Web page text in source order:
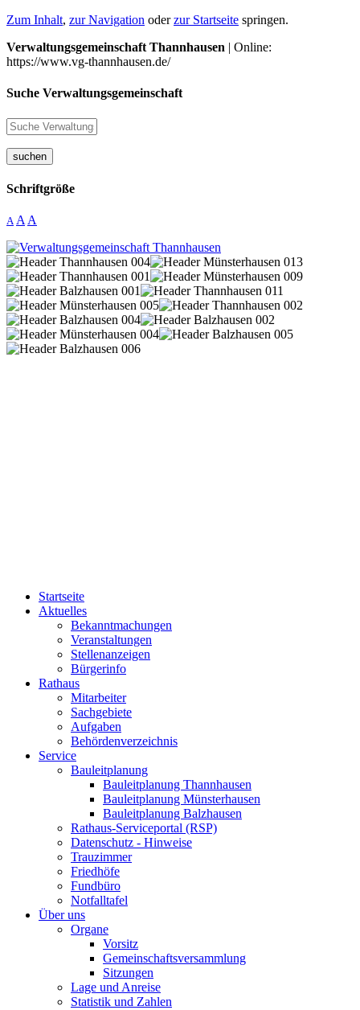
Zum Inhalt, zur Navigation oderzur Startseite springen.
Verwaltungsgemeinschaft Thannhausen | Online:
https://www.vg-thannhausen.de/
Suche Verwaltungsgemeinschaft
suchen
Schriftgröße
A A A
Startseite
Aktuelles
Bekanntmachungen
Veranstaltungen
Stellenanzeigen
Bürgerinfo
Rathaus
Mitarbeiter
Sachgebiete
Aufgaben
Behördenverzeichnis
Service
Bauleitplanung
Bauleitplanung Thannhausen
Bauleitplanung Münsterhausen
Bauleitplanung Balzhausen
Rathaus-Serviceportal (RSP)
Datenschutz - Hinweise
Trauzimmer
Friedhöfe
Fundbüro
Notfalltafel
Über uns
Organe
Vorsitz
Gemeinschaftsversammlung
Sitzungen
Lage und Anreise
Statistik und Zahlen